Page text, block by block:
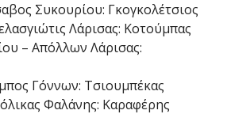
Συκουρίου: Γκογκολέτσιος
Λάρισας: Κοτούμπας
– Απόλλων Λάρισας:
Γόννων: Τσιουμπέκας
Φαλάνης: Καραφέρης